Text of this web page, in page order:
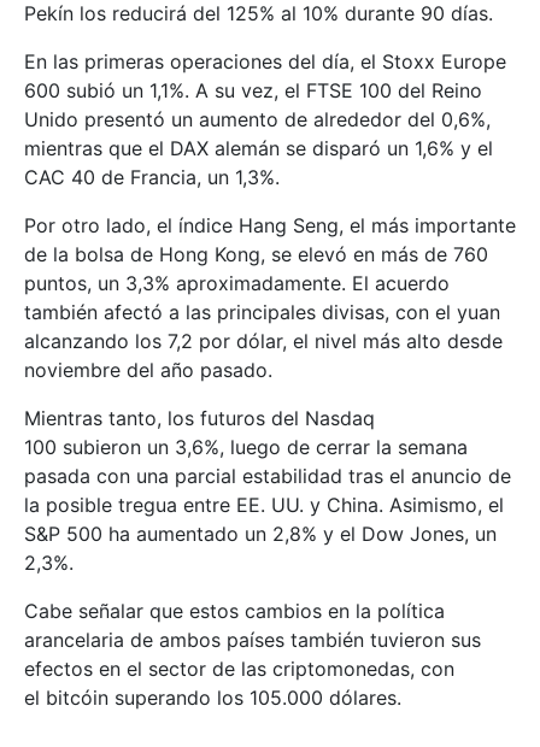
Pekín los reducirá del 125% al 10% durante 90 días.
En las primeras operaciones del día, el Stoxx Europe
600 subió un 1,1%. A su vez, el FTSE 100 del Reino
Unido presentó un aumento de alrededor del 0,6%,
mientras que el DAX alemán se disparó un 1,6% y el
CAC 40 de Francia, un 1,3%.
Por otro lado, el índice Hang Seng, el más importante
de la bolsa de Hong Kong, se elevó en más de 760
puntos, un 3,3% aproximadamente. El acuerdo
también afectó a las principales divisas, con el yuan
alcanzando los 7,2 por dólar, el nivel más alto desde
noviembre del año pasado.
Mientras tanto, los futuros del Nasdaq
100 subieron un 3,6%, luego de cerrar la semana
pasada con una parcial estabilidad tras el anuncio de
la posible tregua entre EE. UU. y China. Asimismo, el
S&P 500 ha aumentado un 2,8% y el Dow Jones, un
2,3%.
Cabe señalar que estos cambios en la política
arancelaria de ambos países también tuvieron sus
efectos en el sector de las criptomonedas, con
el bitcóin superando los 105.000 dólares.